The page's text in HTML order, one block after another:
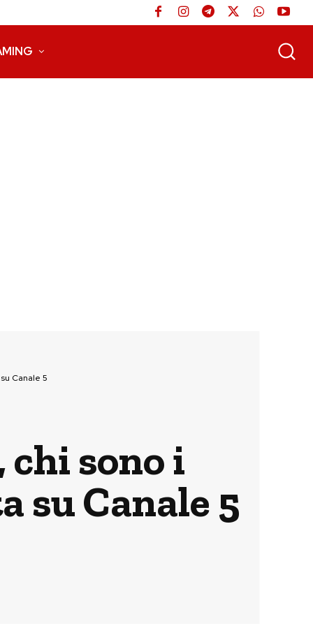
Canale 5
chi sono i
su Canale 5